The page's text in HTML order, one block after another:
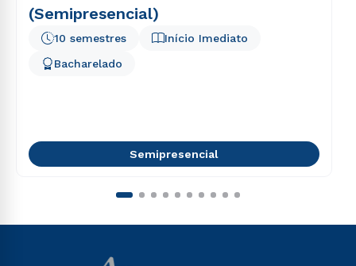
(Semipresencial)
Início Imediato
10 semestres
Bacharelado
Semipresencial